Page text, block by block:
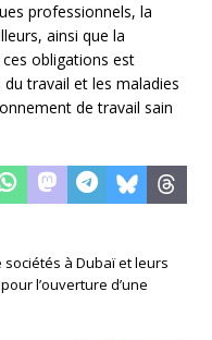
professionnels, la
ainsi que la
obligations est
travail et les maladies
de travail sain
à Dubaï et leurs
l’ouverture d’une